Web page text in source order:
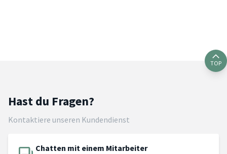
TOP
Hast du Fragen?
Kontaktiere unseren Kundendienst
Chatten mit einem Mitarbeiter